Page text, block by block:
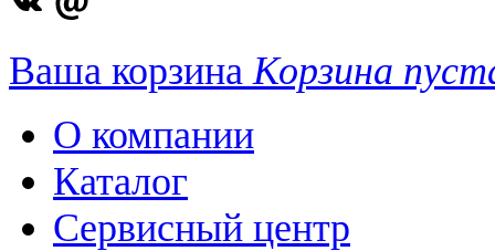
Ваша корзина Корзина
О компании
Каталог
Сервисный центр